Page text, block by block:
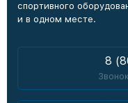
спортивного
и в одном месте.
8